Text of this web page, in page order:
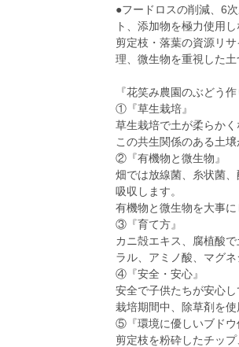
●フードロスの削減、6
ト、添加物を極力使用
剪定枝・落葉の資源リ
理、微生物を重視した土
『花笑み農園のぶどう作
①『草生栽培』
草生栽培で土が柔らか
この共生関係のある土
②『有機物と微生物』
畑では放線菌、糸状菌
吸収します。
有機物と微生物を大事
③『育て方』
カニ殻エキス、腐植酸
ラル、アミノ酸、マグ
④『安全・安心』
安全で子供たちが安心
栽培期間中、除草剤を
⑤『環境に優しいブドウ
剪定枝を粉砕したチッ